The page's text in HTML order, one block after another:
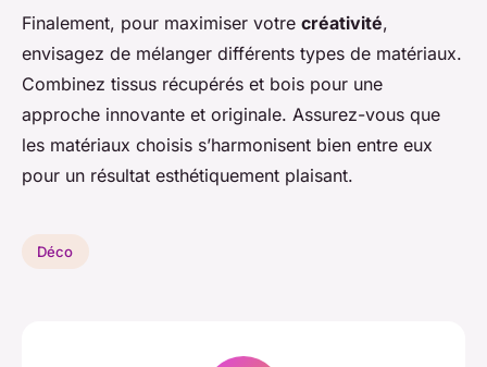
Finalement, pour maximiser votre créativité,
envisagez de mélanger différents types de matériaux.
Combinez tissus récupérés et bois pour une
approche innovante et originale. Assurez-vous que
les matériaux choisis s’harmonisent bien entre eux
pour un résultat esthétiquement plaisant.
Déco